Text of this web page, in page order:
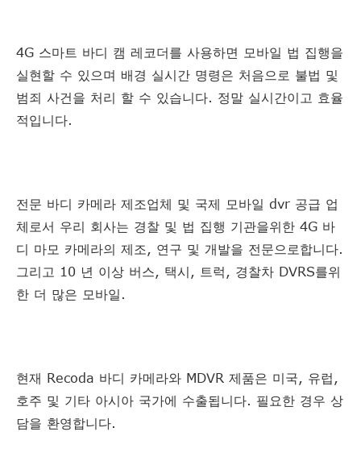
4G 스마트 바디 캠 레코더를 사용하면 모바일 법 집행을
실현할 수 있으며 배경 실시간 명령은 처음으로 불법 및
범죄 사건을 처리 할 수 있습니다. 정말 실시간이고 효율
적입니다.
전문 바디 카메라 제조업체 및 국제 모바일 dvr 공급 업
체로서 우리 회사는 경찰 및 법 집행 기관을위한 4G 바
디 마모 카메라의 제조, 연구 및 개발을 전문으로합니다.
그리고 10 년 이상 버스, 택시, 트럭, 경찰차 DVRS를위
한 더 많은 모바일.
현재 Recoda 바디 카메라와 MDVR 제품은 미국, 유럽,
호주 및 기타 아시아 국가에 수출됩니다. 필요한 경우 상
담을 환영합니다.